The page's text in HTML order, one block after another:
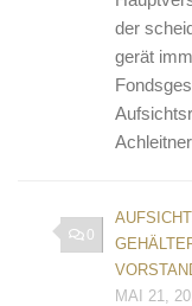
der
gerät
0
MAI 21,